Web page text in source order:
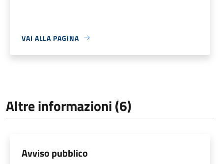
VAI ALLA PAGINA
Altre informazioni (6)
Avviso pubblico